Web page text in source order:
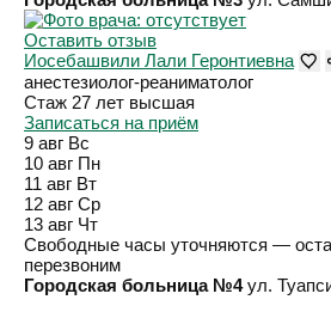
Оставить отзыв
Иосебашвили Лали Геронтиевна
анестезиолог-реаниматолог
Стаж 27 лет высшая
Записаться на приём
9 авг Вс
10 авг Пн
11 авг Вт
12 авг Ср
13 авг Чт
Свободные часы уточняются —
перезвоним
Городская больница №4 ул.